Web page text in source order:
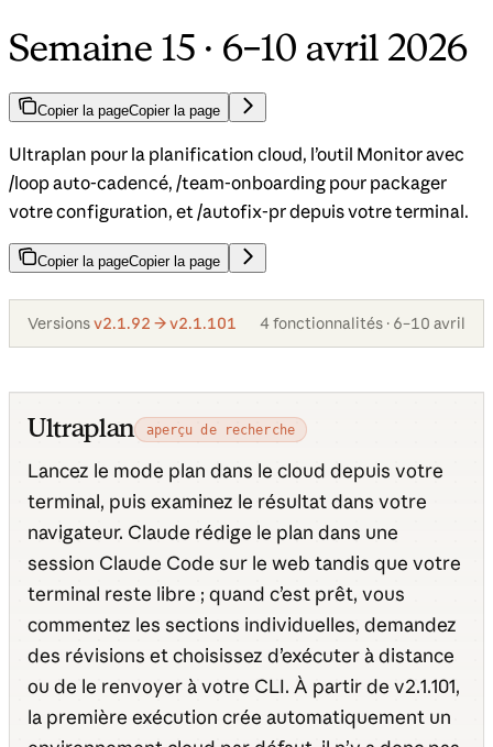
Semaine 15 · 6–10 avril 2026
Copier la pageCopier la page
Ultraplan pour la planification cloud, l’outil Monitor avec
/loop auto-cadencé, /team-onboarding pour packager
votre configuration, et /autofix-pr depuis votre terminal.
Copier la pageCopier la page
Versionsv2.1.92 → v2.1.101 4 fonctionnalités · 6–10 avril
Ultraplan aperçu de recherche
Lancez le mode plan dans le cloud depuis votre
terminal, puis examinez le résultat dans votre
navigateur. Claude rédige le plan dans une
session Claude Code sur le web tandis que votre
terminal reste libre ; quand c’est prêt, vous
commentez les sections individuelles, demandez
des révisions et choisissez d’exécuter à distance
ou de le renvoyer à votre CLI. À partir de v2.1.101,
la première exécution crée automatiquement un